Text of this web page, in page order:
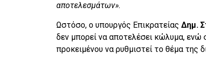
αποτελεσμάτων».
Ωστόσο, ο υπουργός Επικρατείας Δημ.
δεν μπορεί να αποτελέσει κώλυμα,
προκειμένου να ρυθμιστεί το θέμα της